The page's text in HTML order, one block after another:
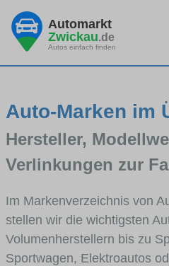
Automarkt
Zwickau.de
Autos einfach finden
Auto-Marken im
Hersteller,
Verlinkungen zur
Im Markenverzeichnis von
stellen wir die wichtigsten
Volumenherstellern bis zu
Sportwagen, Elektroautos